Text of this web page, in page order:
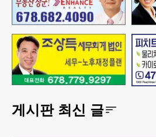
게시판 최신 글